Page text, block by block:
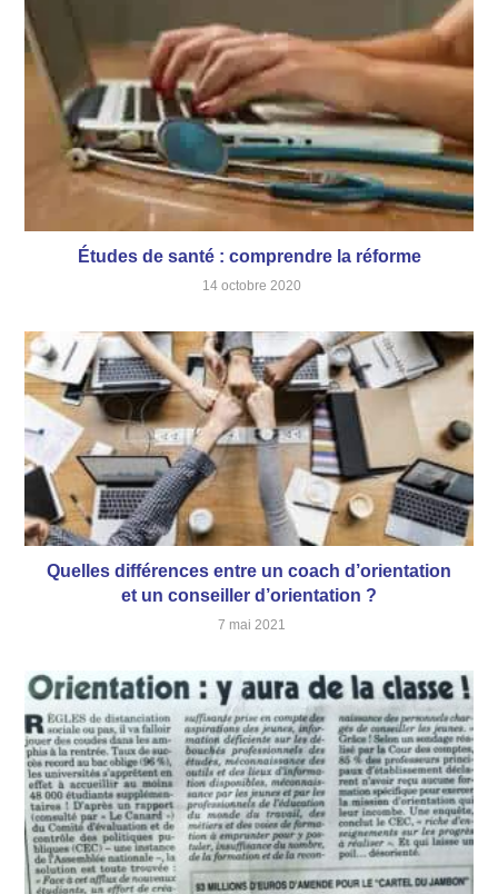
Études de santé : comprendre la réforme
14 octobre 2020
Quelles différences entre un coach d’orientation
et un conseiller d’orientation ?
7 mai 2021